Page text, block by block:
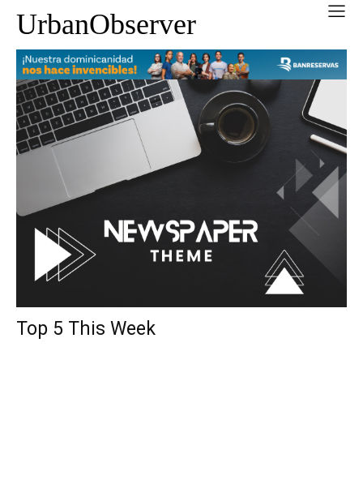
UrbanObserver
Top 5 This Week